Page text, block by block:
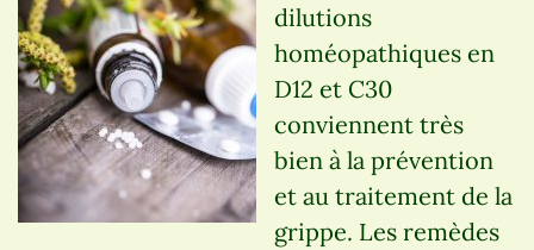
dilutions
homéopathiques en
D12 et C30
conviennent très
bien à la prévention
et au traitement de la
grippe. Les remèdes